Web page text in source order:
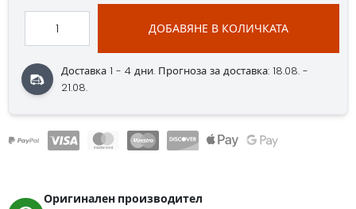
ДОБАВЯНЕ В КОЛИЧКАТА
Доставка 1 - 4 дни. Прогноза за доставка: 18.08. -
21.08.
Оригинален производител